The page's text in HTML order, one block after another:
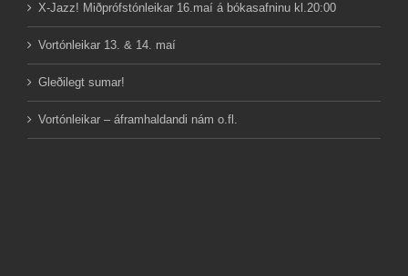
X-Jazz! Miðprófstónleikar 16.maí á bókasafninu kl.20:00
Vortónleikar 13. & 14. maí
Gleðilegt sumar!
Vortónleikar – áframhaldandi nám o.fl.